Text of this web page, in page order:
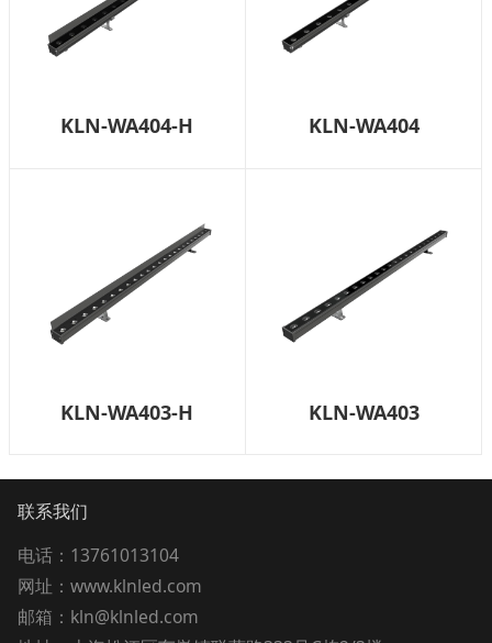
KLN-WA404-H KLN-WA404
KLN-WA403-H KLN-WA403
联系我们
电话：13761013104
网址：www.klnled.com
邮箱：kln@klnled.com